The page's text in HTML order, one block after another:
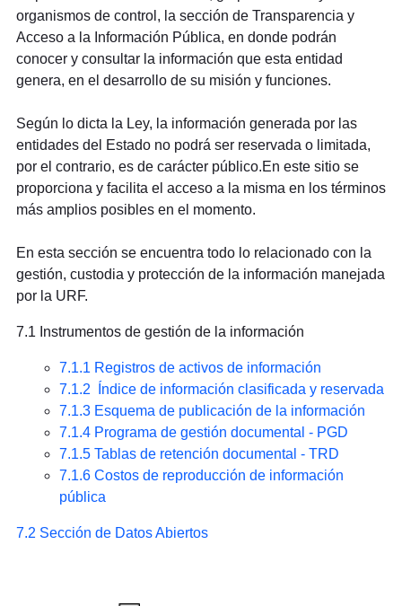
organismos de control, la sección de Transparencia y
Acceso a la Información Pública, en donde podrán
conocer y consultar la información que esta entidad
genera, en el desarrollo de su misión y funciones.
Según lo dicta la Ley, la información generada por las
entidades del Estado no podrá ser reservada o limitada,
por el contrario, es de carácter público.En este sitio se
proporciona y facilita el acceso a la misma en los términos
más amplios posibles en el momento.
En esta sección se encuentra todo lo relacionado con la
gestión, custodia y protección de la información manejada
por la URF.
7.1 Instrumentos de gestión de la información
7.1.1 Registros de activos de información
7.1.2 Índice de información clasificada y reservada
7.1.3 Esquema de publicación de la información
7.1.4 Programa de gestión documental - PGD
7.1.5 Tablas de retención documental - TRD
7.1.6 Costos de reproducción de información
pública
7.2 Sección de Datos Abiertos